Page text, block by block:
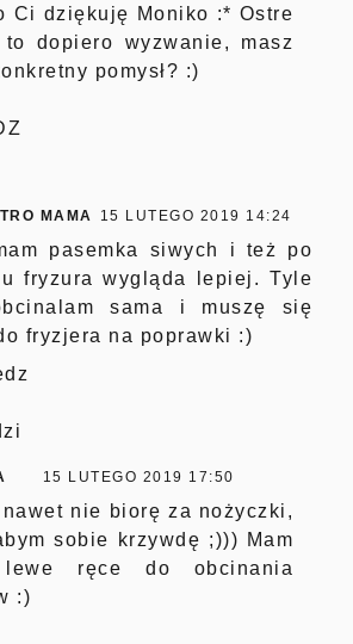
Ci dziękuję Moniko :* Ostre
dopiero wyzwanie, masz
pomysł? :)
MAMA 15 LUTEGO 2019 14:24
pasemka siwych i też po
fryzura wygląda lepiej. Tyle
sama i muszę się
fryzjera na poprawki :)
15 LUTEGO 2019 17:50
nie biorę za nożyczki,
sobie krzywdę ;))) Mam
ręce do obcinania
:)